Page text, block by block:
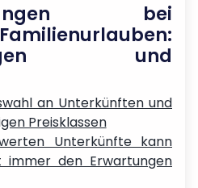
bei
und
an Unterkünften und
Preisklassen
Unterkünfte kann
immer den Erwartungen